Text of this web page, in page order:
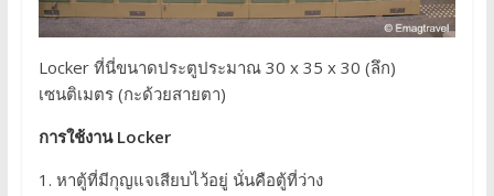
Locker ที่นี่ขนาดประตูประมาณ 30 x 35 x 30 (ลึก)
เซนติเมตร (กะด้วยสายตา)
การใช้งาน Locker
1. หาตู้ที่มีกุญแจเสียบไว้อยู่ นั่นคือตู้ที่ว่าง